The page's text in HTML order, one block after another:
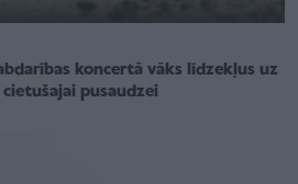
koncertā vāks līdzekļus uz
pusaudzei